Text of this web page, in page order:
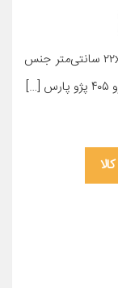
معرفی محصول جزئیات محصول ابعاد ۲۲x۱۲x۵ سانتی‌متر جنس